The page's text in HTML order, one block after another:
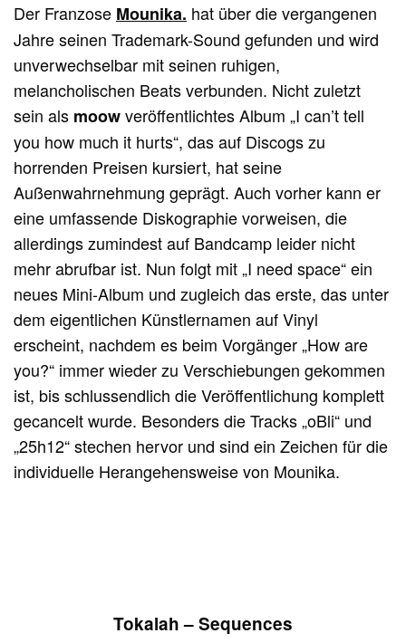
Der Franzose Mounika. hat über die vergangenen
Jahre seinen Trademark-Sound gefunden und wird
unverwechselbar mit seinen ruhigen,
melancholischen Beats verbunden. Nicht zuletzt
sein als moowveröffentlichtes Album „I can’t tell
you how much it hurts“, das auf Discogs zu
horrenden Preisen kursiert, hat seine
Außenwahrnehmung geprägt. Auch vorher kann er
eine umfassende Diskographie vorweisen, die
allerdings zumindest auf Bandcamp leider nicht
mehr abrufbar ist. Nun folgt mit „I need space“ ein
neues Mini-Album und zugleich das erste, das unter
dem eigentlichen Künstlernamen auf Vinyl
erscheint, nachdem es beim Vorgänger „How are
you?“ immer wieder zu Verschiebungen gekommen
ist, bis schlussendlich die Veröffentlichung komplett
gecancelt wurde. Besonders die Tracks „oBli“ und
„25h12“ stechen hervor und sind ein Zeichen für die
individuelle Herangehensweise von Mounika.
Tokalah – Sequences